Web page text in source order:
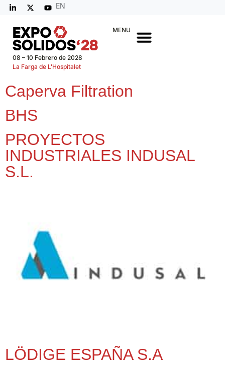
EN
08 – 10 Febrero de 2028
La Farga de L’Hospitalet
MENU
Caperva Filtration
BHS
PROYECTOS
INDUSTRIALES INDUSAL
S.L.
LÖDIGE ESPAÑA S.A